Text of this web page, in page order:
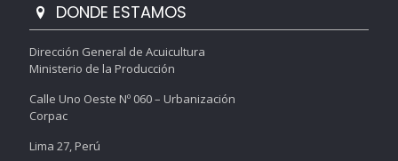
DONDE ESTAMOS
Dirección General de Acuicultura
Ministerio de la Producción
Calle Uno Oeste Nº 060 – Urbanización
Corpac
Lima 27, Perú